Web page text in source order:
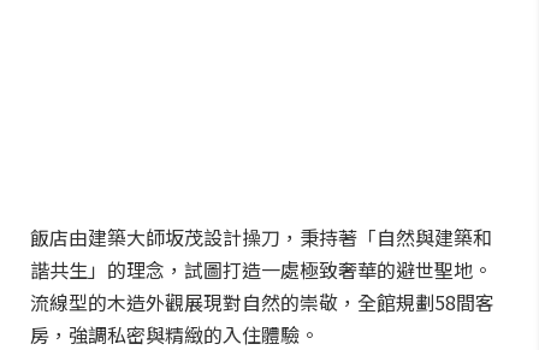
飯店由建築大師坂茂設計操刀，秉持著「自然與建築和
諧共生」的理念，試圖打造一處極致奢華的避世聖地。
流線型的木造外觀展現對自然的崇敬，全館規劃58間客
房，強調私密與精緻的入住體驗。